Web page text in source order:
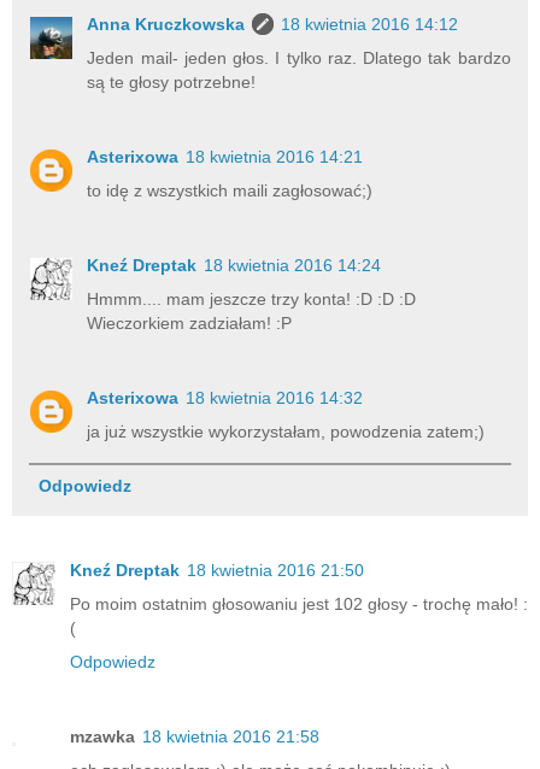
Anna Kruczkowska
18 kwietnia 2016 14:12
Jeden mail- jeden głos. I tylko raz. Dlatego tak bardzo
są te głosy potrzebne!
Asterixowa 18 kwietnia 2016 14:21
to idę z wszystkich maili zagłosować;)
Kneź Dreptak 18 kwietnia 2016 14:24
Hmmm.... mam jeszcze trzy konta! :D :D :D
Wieczorkiem zadziałam! :P
Asterixowa 18 kwietnia 2016 14:32
ja już wszystkie wykorzystałam, powodzenia zatem;)
Odpowiedz
Kneź Dreptak 18 kwietnia 2016 21:50
Po moim ostatnim głosowaniu jest 102 głosy - trochę mało! :
(
Odpowiedz
mzawka 18 kwietnia 2016 21:58